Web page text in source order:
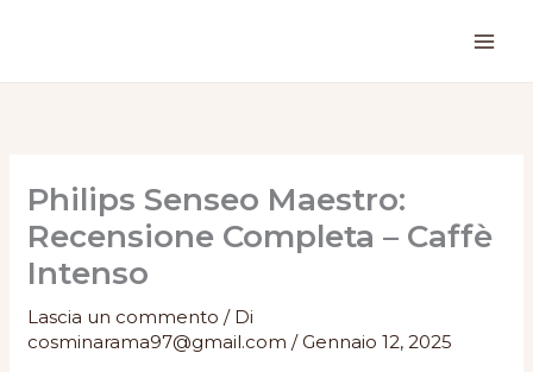
Philips Senseo Maestro:
Recensione Completa – Caffè
Intenso
Lascia un commento / Di
cosminarama97@gmail.com/Gennaio 12, 2025